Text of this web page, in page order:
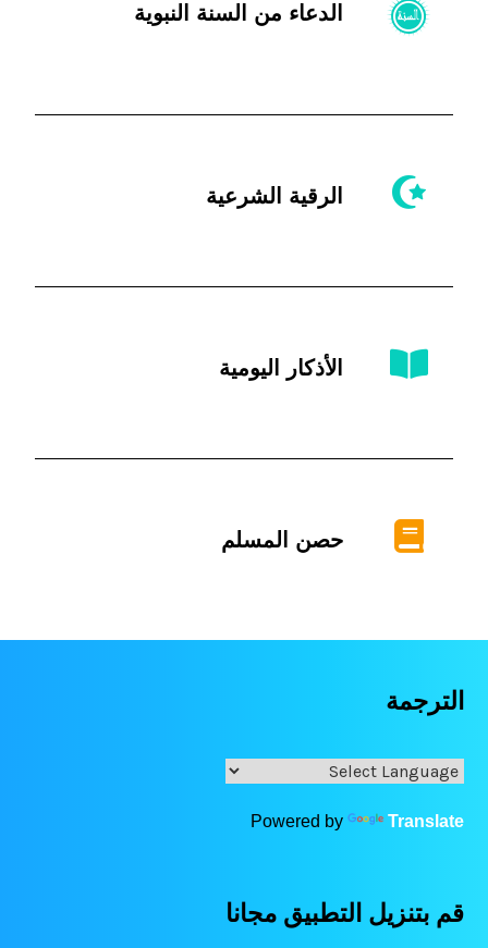
الدعاء من السنة النبوية
الرقية الشرعية
الأذكار اليومية
حصن المسلم
الترجمة
Powered by Translate
قم بتنزيل التطبيق مجانا